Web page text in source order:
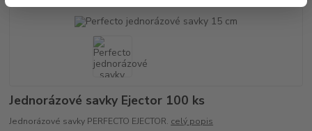
Jednorázové savky Ejector 100 ks
Jednorázové savky PERFECTO EJECTOR. celý popis